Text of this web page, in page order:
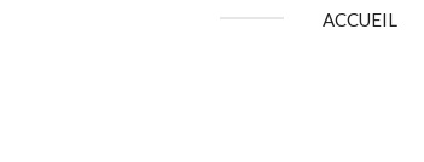
ACCUEIL